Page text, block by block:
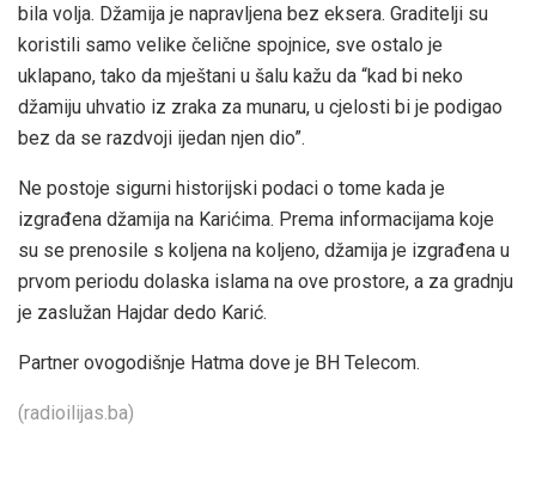
bila volja. Džamija je napravljena bez eksera. Graditelji su
koristili samo velike čelične spojnice, sve ostalo je
uklapano, tako da mještani u šalu kažu da “kad bi neko
džamiju uhvatio iz zraka za munaru, u cjelosti bi je podigao
bez da se razdvoji ijedan njen dio”.
Ne postoje sigurni historijski podaci o tome kada je
izgrađena džamija na Karićima. Prema informacijama koje
su se prenosile s koljena na koljeno, džamija je izgrađena u
prvom periodu dolaska islama na ove prostore, a za gradnju
je zaslužan Hajdar dedo Karić.
Partner ovogodišnje Hatma dove je BH Telecom.
(radioilijas.ba)